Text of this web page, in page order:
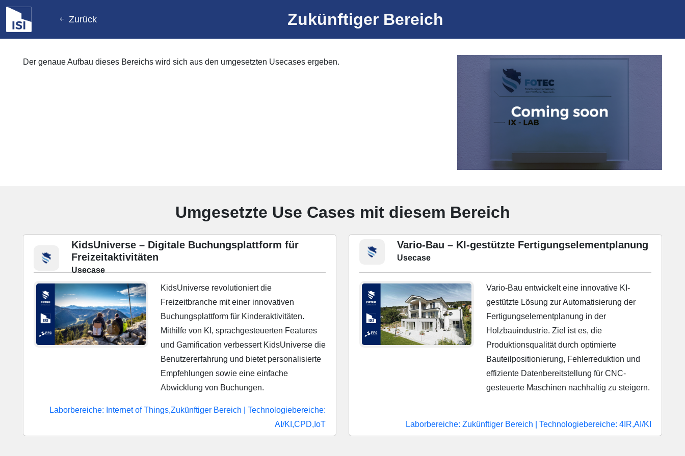
Zurück Zukünftiger Bereich
Der genaue Aufbau dieses Bereichs wird sich aus den umgesetzten Usecases ergeben.
Umgesetzte Use Cases mit diesem Bereich
KidsUniverse – Digitale Buchungsplattform für
Freizeitaktivitäten
Usecase
KidsUniverse revolutioniert die
Freizeitbranche mit einer innovativen
Buchungsplattform für Kinderaktivitäten.
Mithilfe von KI, sprachgesteuerten Features
und Gamification verbessert KidsUniverse die
Benutzererfahrung und bietet personalisierte
Empfehlungen sowie eine einfache
Abwicklung von Buchungen.
Laborbereiche: Internet of Things,Zukünftiger Bereich
Technologiebereiche:
AI/KI,CPD,IoT
Vario-Bau – KI-gestützte Fertigungselementplanung
Usecase
Vario-Bau entwickelt eine innovative KI-
gestützte Lösung zur Automatisierung der
Fertigungselementplanung in der
Holzbauindustrie. Ziel ist es, die
Produktionsqualität durch optimierte
Bauteilpositionierung, Fehlerreduktion und
effiziente Datenbereitstellung für CNC-
gesteuerte Maschinen nachhaltig zu steigern.
Laborbereiche: Zukünftiger Bereich Technologiebereiche: 4IR,AI/KI